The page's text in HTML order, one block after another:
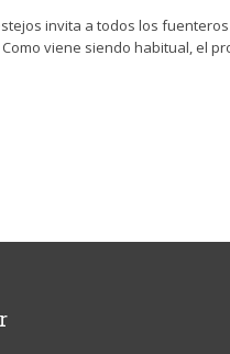
invita a todos los
viene siendo habitual, el